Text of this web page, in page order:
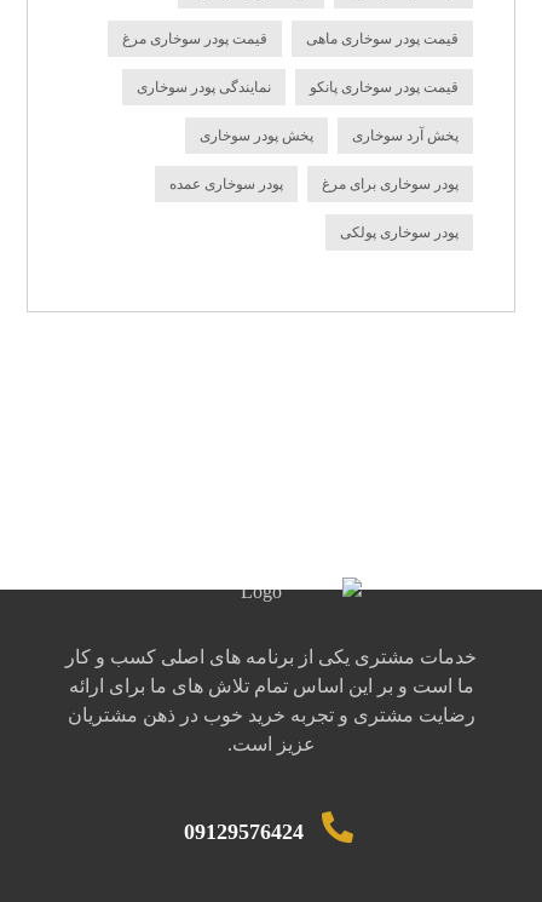
قیمت پودر سوخاری ماهی قیمت پودر سوخاری مرغ
قیمت پودر سوخاری پانکو نمایندگی پودر سوخاری
پخش آرد سوخاری پخش پودر سوخاری
پودر سوخاری برای مرغ پودر سوخاری عمده
پودر سوخاری پولکی
خدمات مشتری یکی از برنامه های اصلی کسب و کار
ما است و بر این اساس تمام تلاش های ما برای ارائه
رضایت مشتری و تجربه خرید خوب در ذهن مشتریان
عزیز است.
09129576424